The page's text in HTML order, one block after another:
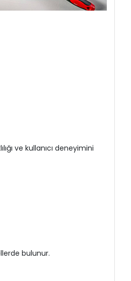
ve kullanıcı deneyimini
bulunur.